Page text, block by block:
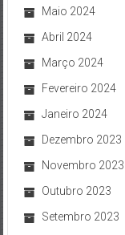
Maio 2024
Abril 2024
Março 2024
Fevereiro 2024
Janeiro 2024
Dezembro 2023
Novembro 2023
Outubro 2023
Setembro 2023